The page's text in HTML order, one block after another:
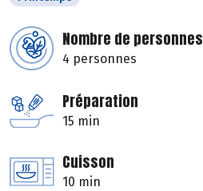
Nombre de personnes
4 personnes
Préparation
15 min
Cuisson
10 min